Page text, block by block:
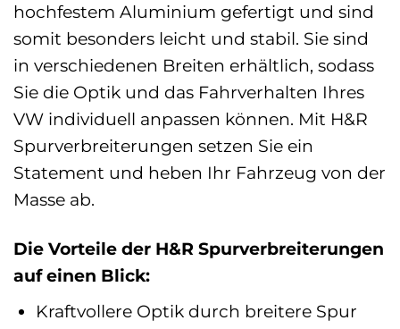
hochfestem Aluminium gefertigt und sind
somit besonders leicht und stabil. Sie sind
in verschiedenen Breiten erhältlich, sodass
Sie die Optik und das Fahrverhalten Ihres
VW individuell anpassen können. Mit H&R
Spurverbreiterungen setzen Sie ein
Statement und heben Ihr Fahrzeug von der
Masse ab.
Die Vorteile der H&R Spurverbreiterungen
auf einen Blick:
Kraftvollere Optik durch breitere Spur